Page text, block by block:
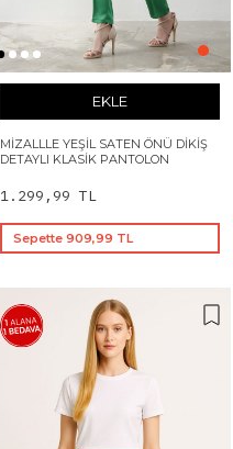
EKLE
MIZALLLE YEŞIL SATEN ÖNÜ DIKIŞ
DETAYLI KLASIK PANTOLON
1.299,99 TL
Sepette 909,99 TL